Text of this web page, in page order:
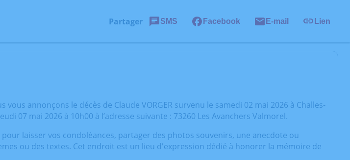
Partager SMS Facebook E-mail Lien
vous annonçons le décès de Claude VORGER survenu le samedi 02 mai 2026 à Challes-
07 mai 2026 à 10h00 à l’adresse suivante : 73260 Les Avanchers Valmorel.
laisser vos condoléances, partager des photos souvenirs, une anecdote ou
ou des textes. Cet endroit est un lieu d'expression dédié à honorer la mémoire de